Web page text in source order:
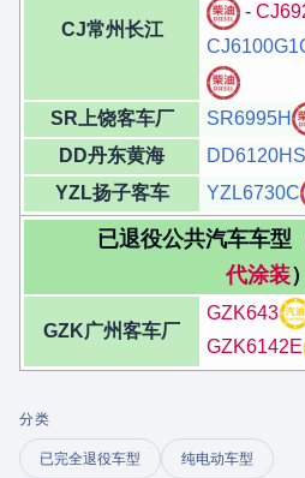
CJ常州长江
-
SR上饶客车厂
SR6995H
DD丹东黄海
DD6120HS
YZL扬子客车
YZL6730C
已退役公共汽车车型
代涂装）
GZK广州客车厂
GZK643
GZK6142E
分类
已完全退役车型
纯电动车型